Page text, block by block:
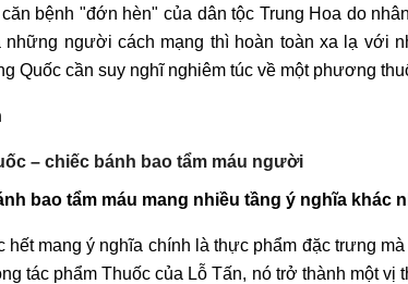
bệnh "đớn hèn" của dân tộc Trung Hoa do
những người cách mạng thì hoàn toàn xa lạ với
Quốc cần suy nghĩ nghiêm túc về một phương
– chiếc bánh bao tẩm máu người
bao tẩm máu mang nhiều tầng ý nghĩa khác
hết mang ý nghĩa chính là thực phẩm đặc trưng
tác phẩm Thuốc của Lỗ Tấn, nó trở thành một vị